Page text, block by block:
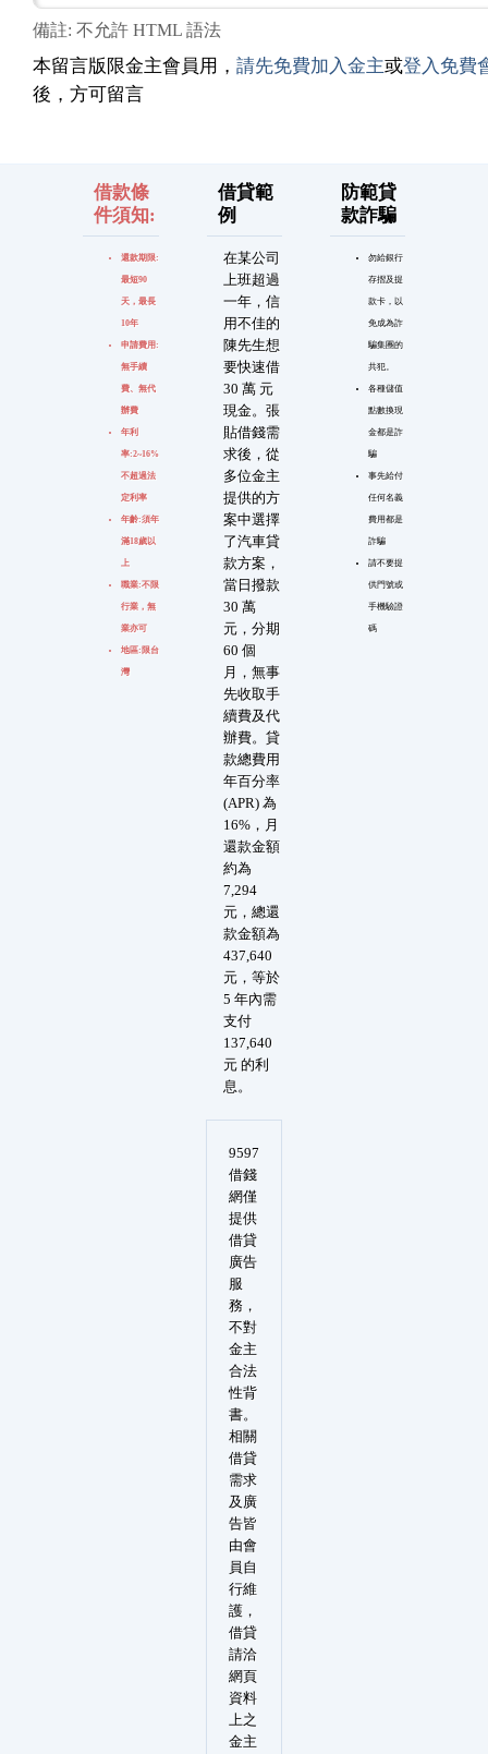
備註: 不允許 HTML 語法
本留言版限金主會員用， 請先免費加入金主或登入免費
後，方可留言
借款條
件須知:
還款期限:
最短90
天，最長
10年
申請費用:
無手續
費、無代
辦費
年利
率:2~16%
不超過法
定利率
年齡:須年
滿18歲以
上
職業:不限
行業，無
業亦可
地區:限台
灣
借貸範
例
在某公司
上班超過
一年，信
用不佳的
陳先生想
要快速借
30 萬 元
現金。張
貼借錢需
求後，從
多位金主
提供的方
案中選擇
了汽車貸
款方案，
當日撥款
30 萬
元，分期
60 個
月，無事
先收取手
續費及代
辦費。貸
款總費用
年百分率
(APR) 為
16%，月
還款金額
約為
7,294
元，總還
款金額為
437,640
元，等於
5 年內需
支付
137,640
元 的利
息。
防範貸
款詐騙
勿給銀行
存摺及提
款卡，以
免成為詐
騙集團的
共犯。
各種儲值
點數換現
金都是詐
騙
事先給付
任何名義
費用都是
詐騙
請不要提
供門號或
手機驗證
碼
9597
借錢
網僅
提供
借貸
廣告
服
務，
不對
金主
合法
性背
書。
相關
借貸
需求
及廣
告皆
由會
員自
行維
護，
借貸
請洽
網頁
資料
上之
金主